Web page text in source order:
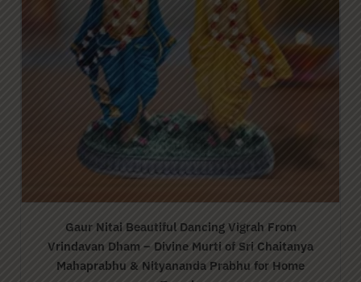
Jagadguru Srila Parbhupada Vigrah From
Vrindavan
₹6,999.00 ₹4,999.00